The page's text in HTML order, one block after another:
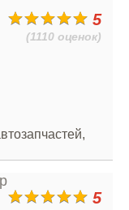
5
(1110 оценок)
5